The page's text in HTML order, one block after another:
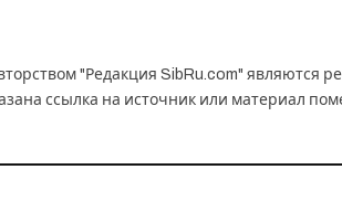
"Редакция SibRu.com" являются
ссылка на источник или материал